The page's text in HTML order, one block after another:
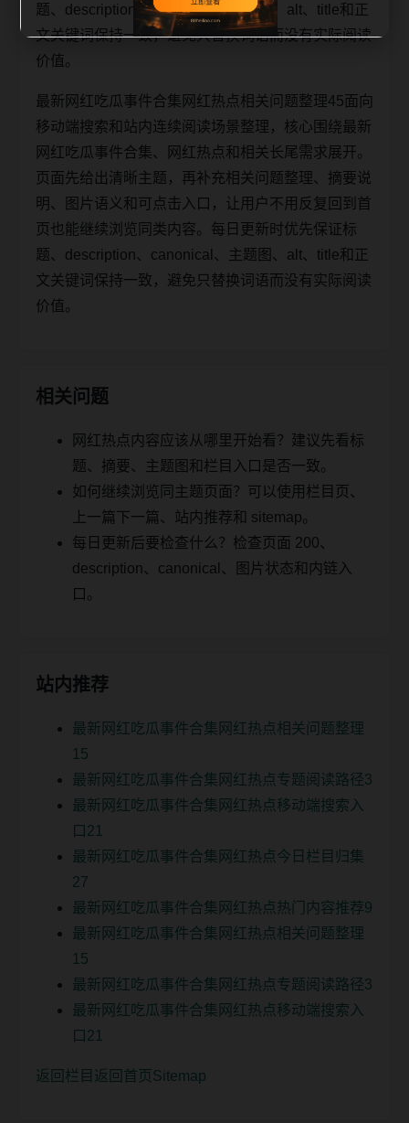
题、description、canonical、主题图、alt、title和正
文关键词保持一致，避免只替换词语而没有实际阅读
价值。
最新网红吃瓜事件合集网红热点相关问题整理45面向
移动端搜索和站内连续阅读场景整理，核心围绕最新
网红吃瓜事件合集、网红热点和相关长尾需求展开。
页面先给出清晰主题，再补充相关问题整理、摘要说
明、图片语义和可点击入口，让用户不用反复回到首
页也能继续浏览同类内容。每日更新时优先保证标
题、description、canonical、主题图、alt、title和正
文关键词保持一致，避免只替换词语而没有实际阅读
价值。
相关问题
网红热点内容应该从哪里开始看？建议先看标
题、摘要、主题图和栏目入口是否一致。
如何继续浏览同主题页面？可以使用栏目页、
上一篇下一篇、站内推荐和 sitemap。
每日更新后要检查什么？检查页面 200、
description、canonical、图片状态和内链入
口。
站内推荐
最新网红吃瓜事件合集网红热点相关问题整理
15
最新网红吃瓜事件合集网红热点专题阅读路径3
最新网红吃瓜事件合集网红热点移动端搜索入
口21
最新网红吃瓜事件合集网红热点今日栏目归集
27
最新网红吃瓜事件合集网红热点热门内容推荐9
最新网红吃瓜事件合集网红热点相关问题整理
15
最新网红吃瓜事件合集网红热点专题阅读路径3
最新网红吃瓜事件合集网红热点移动端搜索入
口21
返回栏目 返回首页 Sitemap